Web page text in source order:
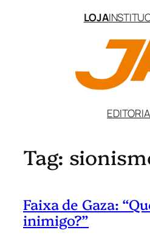
LOJA
Tag:
Faixa de Gaza:
inimigo?”